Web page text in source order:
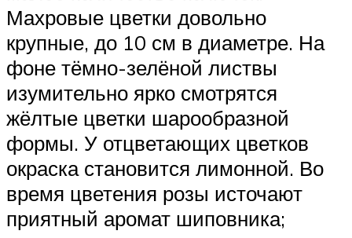
Махровые цветки довольно
крупные, до 10 см в диаметре. На
фоне тёмно-зелёной листвы
изумительно ярко смотрятся
жёлтые цветки шарообразной
формы. У отцветающих цветков
окраска становится лимонной. Во
время цветения розы источают
приятный аромат шиповника;